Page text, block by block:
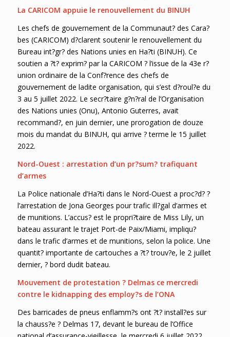
La CARICOM appuie le renouvellement du BINUH
Les chefs de gouvernement de la Communaut? des Cara?
bes (CARICOM) d?clarent soutenir le renouvellement du
Bureau int?gr? des Nations unies en Ha?ti (BINUH). Ce
soutien a ?t? exprim? par la CARICOM ? l’issue de la 43e r?
union ordinaire de la Conf?rence des chefs de
gouvernement de ladite organisation, qui s’est d?roul?e du
3 au 5 juillet 2022. Le secr?taire g?n?ral de l’Organisation
des Nations unies (Onu), Antonio Guterres, avait
recommand?, en juin dernier, une prorogation de douze
mois du mandat du BINUH, qui arrive ? terme le 15 juillet
2022.
Nord-Ouest : arrestation d’un pr?sum? trafiquant
d’armes
La Police nationale d’Ha?ti dans le Nord-Ouest a proc?d? ?
l’arrestation de Jona Georges pour trafic ill?gal d’armes et
de munitions. L’accus? est le propri?taire de Miss Lily, un
bateau assurant le trajet Port-de Paix/Miami, impliqu?
dans le trafic d’armes et de munitions, selon la police. Une
quantit? importante de cartouches a ?t? trouv?e, le 2 juillet
dernier, ? bord dudit bateau.
Mouvement de protestation ? Delmas ce mercredi
contre le kidnapping des employ?s de l’ONA
Des barricades de pneus enflamm?s ont ?t? install?es sur
la chauss?e ? Delmas 17, devant le bureau de l’Office